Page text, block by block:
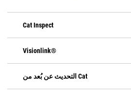
Cat Inspect
Visionlink®
التحديث عن بُعد من Cat